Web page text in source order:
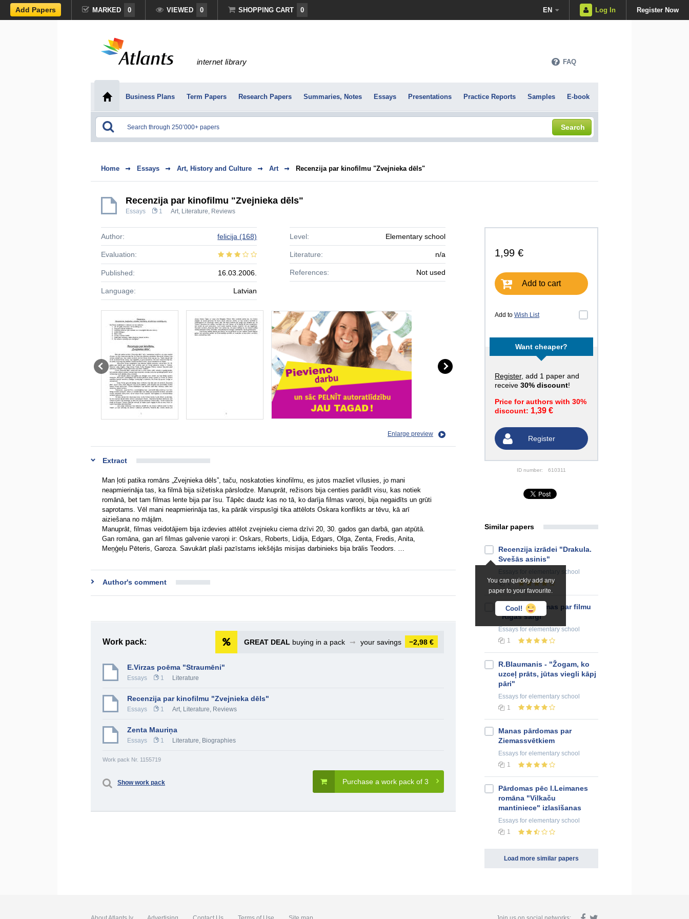
Add Papers MARKED 0 VIEWED 0 SHOPPING CART 0 EN Log In Register Now
internet library FAQ
Business Plans Term Papers Research Papers Summaries, Notes Essays Presentations Practice Reports Samples E-book
Search
Home Essays Art, History and Culture Art Recenzija par kinofilmu "Zvejnieka dēls"
Recenzija par kinofilmu "Zvejnieka dēls"
Essays 1 Art, Literature, Reviews
1,99 €
Add to cart
Add to Wish List
Want cheaper?
Register, add 1 paper and
receive 30% discount!
Price for authors with 30%
discount: 1,39 €
Register
ID number: 610311
Author: felicija (168)
Evaluation:
Published: 16.03.2006.
Language: Latvian
Level: Elementary school
Literature: n/a
References: Not used
Enlarge preview
Extract
Man ļoti patika romāns „Zvejnieka dēls”, taču, noskatoties kinofilmu, es jutos mazliet vīlusies, jo mani
neapmierināja tas, ka filmā bija sižetiska pārslodze. Manuprāt, režisors bija centies parādīt visu, kas notiek
romānā, bet tam filmas lente bija par īsu. Tāpēc daudz kas no tā, ko darīja filmas varoņi, bija negaidīts un grūti
saprotams. Vēl mani neapmierināja tas, ka pārāk virspusīgi tika attēlots Oskara konflikts ar tēvu, kā arī
aiziešana no mājām.
Manuprāt, filmas veidotājiem bija izdevies attēlot zvejnieku ciema dzīvi 20, 30. gados gan darbā, gan atpūtā.
Gan romāna, gan arī filmas galvenie varoņi ir: Oskars, Roberts, Lidija, Edgars, Olga, Zenta, Fredis, Anita,
Meņģeļu Pēteris, Garoza. Savukārt plaši pazīstams iekšējās misijas darbinieks bija brālis Teodors. …
Author's comment
Work pack: GREAT DEAL buying in a pack ➞ your savings −2,98 €
E.Virzas poēma "Straumēni"
Essays 1 Literature
Recenzija par kinofilmu "Zvejnieka dēls"
Essays 1 Art, Literature, Reviews
Zenta Mauriņa
Essays 1 Literature, Biographies
Work pack Nr. 1155719
Purchase a work pack of 3
Show work pack
Similar papers
You can quickly add any
paper to your favourite.
Cool!
Recenzija izrādei "Drakula.
Svešās asinis"
for elementary school
1
Manas pārdomas par filmu
"Rīgas sargi"
Essays for elementary school
1
R.Blaumanis - "Žogam, ko
uzceļ prāts, jūtas viegli kāpj
pāri"
Essays for elementary school
1
Manas pārdomas par
Ziemassvētkiem
Essays for elementary school
1
Pārdomas pēc I.Leimanes
romāna "Vilkaču
mantiniece" izlasīšanas
Essays for elementary school
1
Load more similar papers